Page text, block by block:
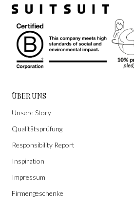
ÜBER UNS
Unsere Story
Qualitätsprüfung
Responsibility Report
Inspiration
Impressum
Firmengeschenke